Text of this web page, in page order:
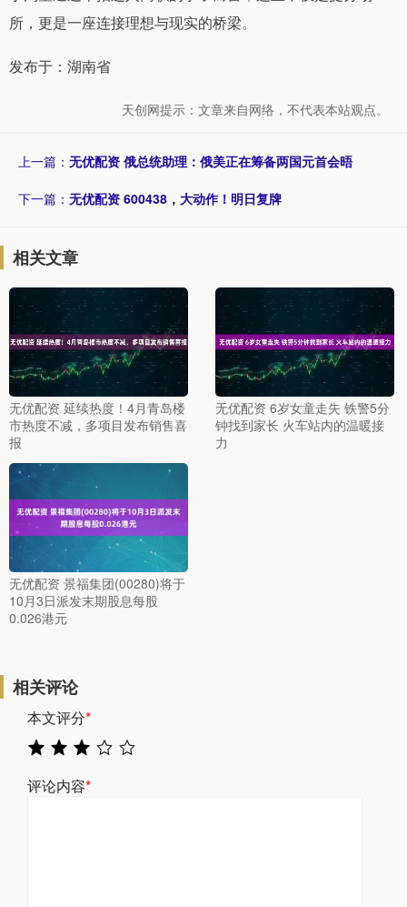
所，更是一座连接理想与现实的桥梁。
发布于：湖南省
天创网提示：文章来自网络，不代表本站观点。
上一篇： 无优配资 俄总统助理：俄美正在筹备两国元首会晤
下一篇： 无优配资 600438，大动作！明日复牌
相关文章
无优配资 延续热度！4月青岛楼
市热度不减，多项目发布销售喜
报
无优配资 6岁女童走失 铁警5分
钟找到家长 火车站内的温暖接
力
无优配资 景福集团(00280)将于
10月3日派发末期股息每股
0.026港元
相关评论
本文评分*
评论内容*